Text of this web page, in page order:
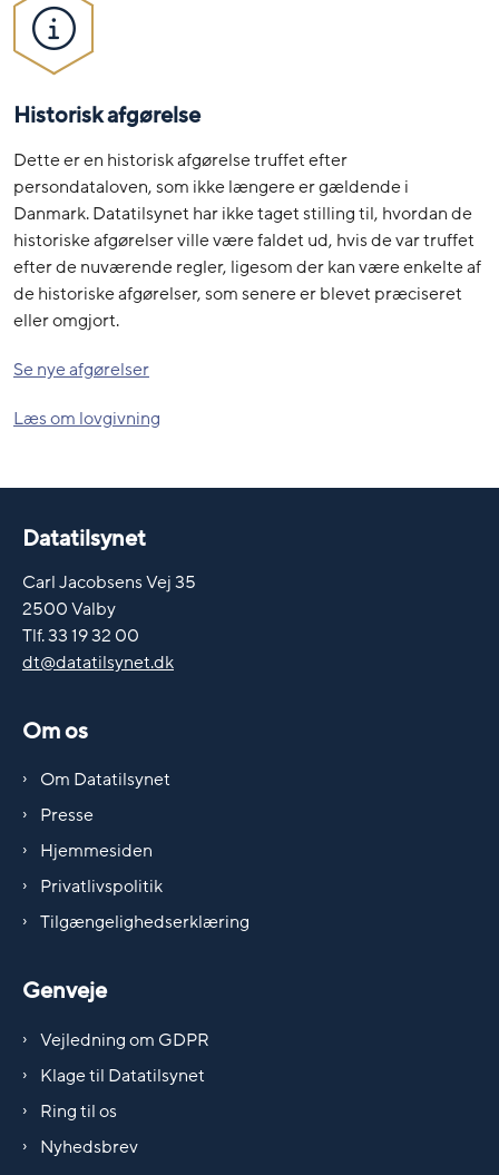
Historisk afgørelse
Dette er en historisk afgørelse truffet efter
persondataloven, som ikke længere er gældende i
Danmark. Datatilsynet har ikke taget stilling til, hvordan de
historiske afgørelser ville være faldet ud, hvis de var truffet
efter de nuværende regler, ligesom der kan være enkelte af
de historiske afgørelser, som senere er blevet præciseret
eller omgjort.
Se nye afgørelser
Læs om lovgivning
Datatilsynet
Carl Jacobsens Vej 35
2500 Valby
Tlf. 33 19 32 00
dt@datatilsynet.dk
Om os
Om Datatilsynet
Presse
Hjemmesiden
Privatlivspolitik
Tilgængelighedserklæring
Genveje
Vejledning om GDPR
Klage til Datatilsynet
Ring til os
Nyhedsbrev